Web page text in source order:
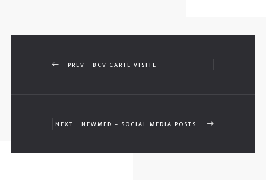
PREV - BCV CARTE VISITE
NEXT - NEWMED – SOCIAL MEDIA POSTS